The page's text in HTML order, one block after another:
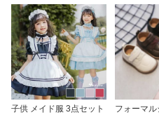
自然 便利
子供 メイド服 3点セット
フォーマ